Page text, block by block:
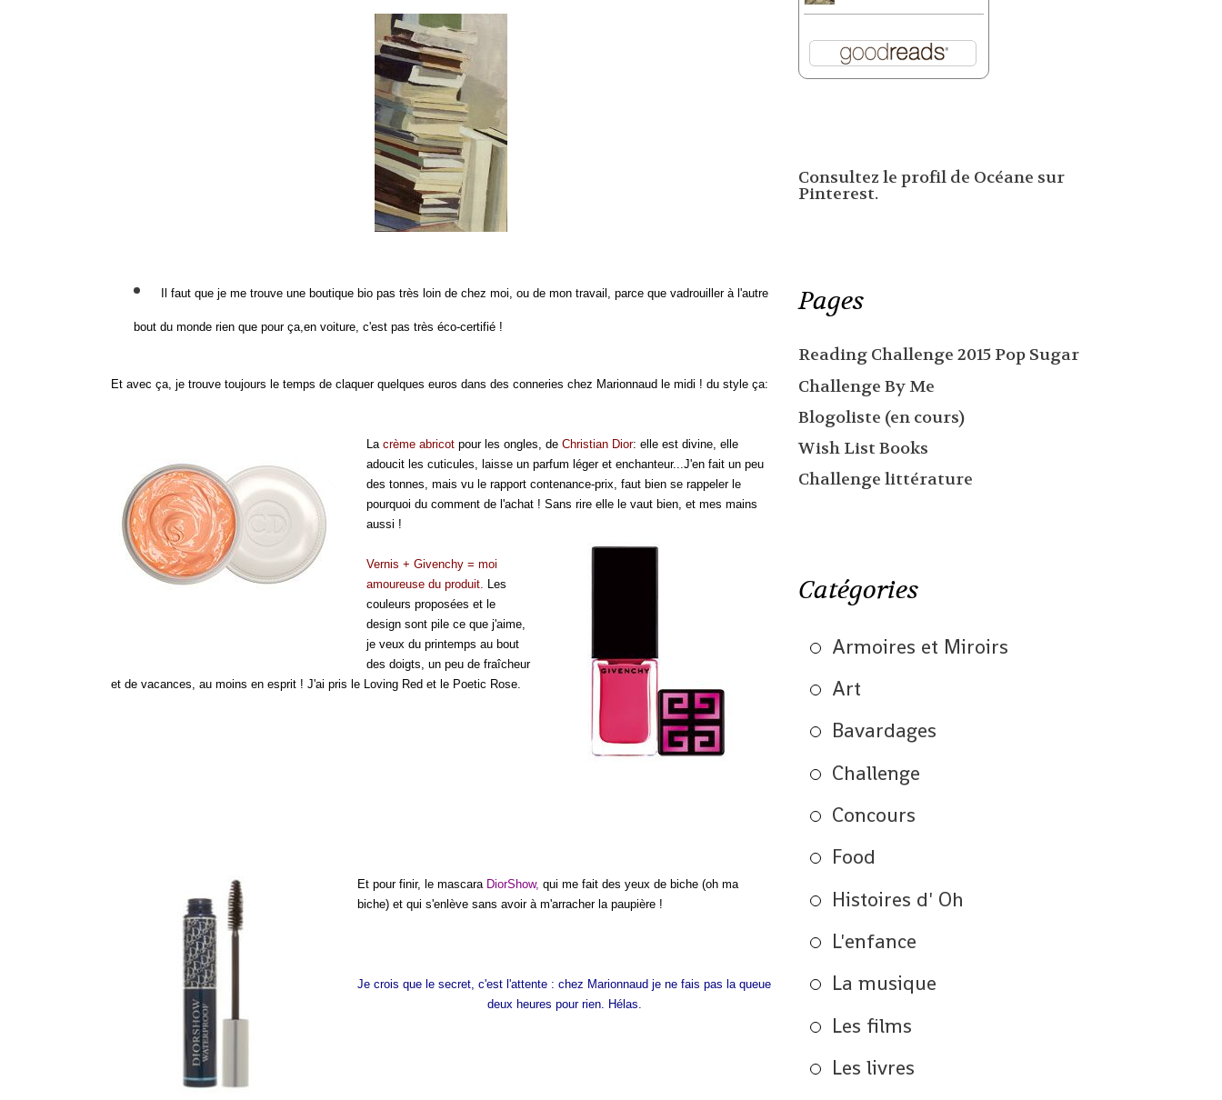
Il faut que je me trouve une boutique bio pas très loin de chez moi, ou de mon travail, parce que vadrouiller à l'autre
bout du monde rien que pour ça,en voiture, c'est pas très éco-certifié !
Et avec ça, je trouve toujours le temps de claquer quelques euros dans des conneries chez Marionnaud le midi ! du style ça:
La crème abricotpour les ongles, de Christian Dior: elle est divine, elle
adoucit les cuticules, laisse un parfum léger et enchanteur...J'en fait un peu
des tonnes, mais vu le rapport contenance-prix, faut bien se rappeler le
pourquoi du comment de l'achat ! Sans rire elle le vaut bien, et mes mains
aussi !
Vernis + Givenchy = moi
amoureuse du produit. Les
couleurs proposées et le
design sont pile ce que j'aime,
je veux du printemps au bout
des doigts, un peu de fraîcheur
et de vacances, au moins en esprit ! J'ai pris le Loving Red et le Poetic Rose.
Et pour finir, le mascara DiorShow, qui me fait des yeux de biche (oh ma
biche) et qui s'enlève sans avoir à m'arracher la paupière !
Je crois que le secret, c'est l'attente : chez Marionnaud je ne fais pas la queue
deux heures pour rien. Hélas.
Consultez le profil de Océane sur
Pinterest.
Pages
Reading Challenge 2015 Pop Sugar
Challenge By Me
Blogoliste (en cours)
Wish List Books
Challenge littérature
Catégories
Armoires et Miroirs
Art
Bavardages
Challenge
Concours
Food
Histoires d' Oh
L'enfance
La musique
Les films
Les livres